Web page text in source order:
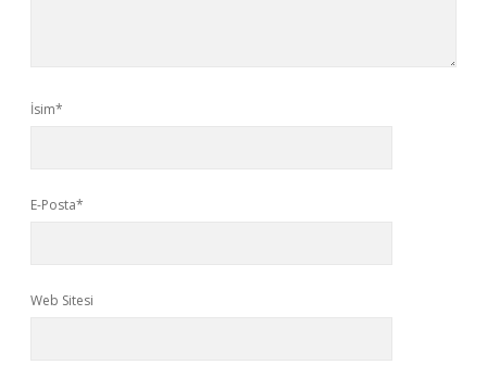
İsim*
E-Posta*
Web Sitesi